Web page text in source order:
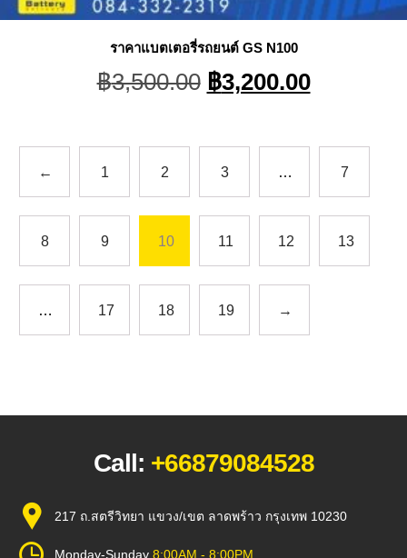
ราคาแบตเตอรี่รถยนต์ GS N100
฿3,500.00 Original
price
฿3,500.00.
฿3,200.00Current
price
฿
← 1 2 3 … 7
8 9 10 11 12 13
… 17 18 19 →
Call: +66879084528
217 ถ.สตรีวิทยา แขวง/เขต ลาดพร้าว กรุงเทพ 10230
Monday-Sunday 8:00AM - 8:00PM